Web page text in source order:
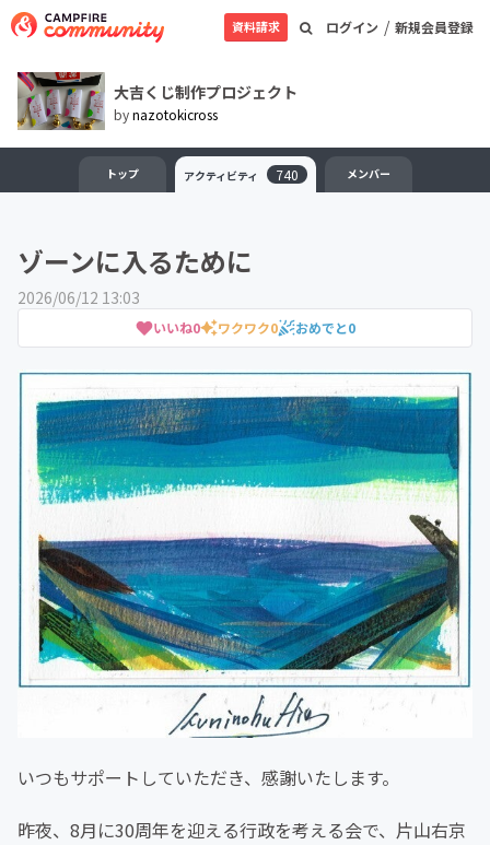
ログイン / 新規会員登録
資料請求
大吉くじ制作プロジェクト
bynazotokicross
トップ アクティビティ 740 メンバー
ゾーンに入るために
2026/06/12 13:03
いいね0 ワクワク0 おめでと0
いつもサポートしていただき、感謝いたします。
昨夜、8月に30周年を迎える行政を考える会で、片山右京